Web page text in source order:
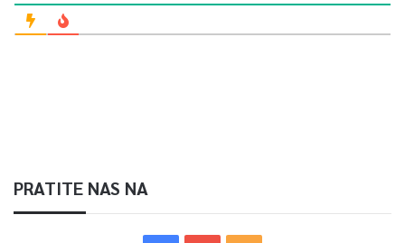
PRATITE NAS NA